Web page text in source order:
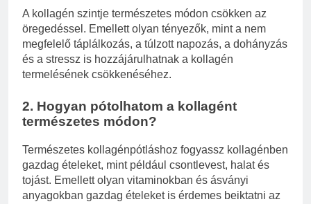
A kollagén szintje természetes módon csökken az
öregedéssel. Emellett olyan tényezők, mint a nem
megfelelő táplálkozás, a túlzott napozás, a dohányzás
és a stressz is hozzájárulhatnak a kollagén
termelésének csökkenéséhez.
2. Hogyan pótolhatom a kollagént
természetes módon?
Természetes kollagénpótláshoz fogyassz kollagénben
gazdag ételeket, mint például csontlevest, halat és
tojást. Emellett olyan vitaminokban és ásványi
anyagokban gazdag ételeket is érdemes beiktatni az